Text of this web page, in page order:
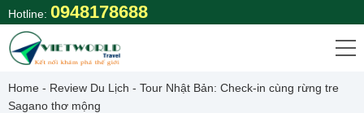
Skip
to
content
Hotline: 0948178688
Home - Review Du Lịch - Tour Nhật Bản: Check-in cùng rừng tre
Sagano thơ mộng